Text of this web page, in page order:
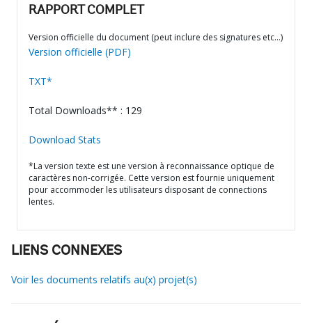
RAPPORT COMPLET
Version officielle du document (peut inclure des signatures etc…)
Version officielle (PDF)
TXT*
Total Downloads** : 129
Download Stats
*La version texte est une version à reconnaissance optique de
caractères non-corrigée. Cette version est fournie uniquement
pour accommoder les utilisateurs disposant de connections
lentes.
LIENS CONNEXES
Voir les documents relatifs au(x) projet(s)